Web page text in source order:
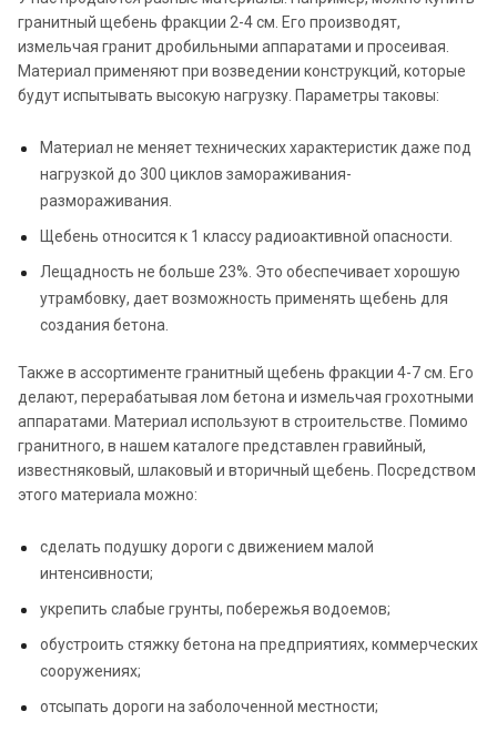
гранитный щебень фракции 2-4 см. Его производят,
измельчая гранит дробильными аппаратами и просеивая.
Материал применяют при возведении конструкций, которые
будут испытывать высокую нагрузку. Параметры таковы:
Материал не меняет технических характеристик даже под
нагрузкой до 300 циклов замораживания-
размораживания.
Щебень относится к 1 классу радиоактивной опасности.
Лещадность не больше 23%. Это обеспечивает хорошую
утрамбовку, дает возможность применять щебень для
создания бетона.
Также в ассортименте гранитный щебень фракции 4-7 см. Его
делают, перерабатывая лом бетона и измельчая грохотными
аппаратами. Материал используют в строительстве. Помимо
гранитного, в нашем каталоге представлен гравийный,
известняковый, шлаковый и вторичный щебень. Посредством
этого материала можно:
сделать подушку дороги с движением малой
интенсивности;
укрепить слабые грунты, побережья водоемов;
обустроить стяжку бетона на предприятиях, коммерческих
сооружениях;
отсыпать дороги на заболоченной местности;